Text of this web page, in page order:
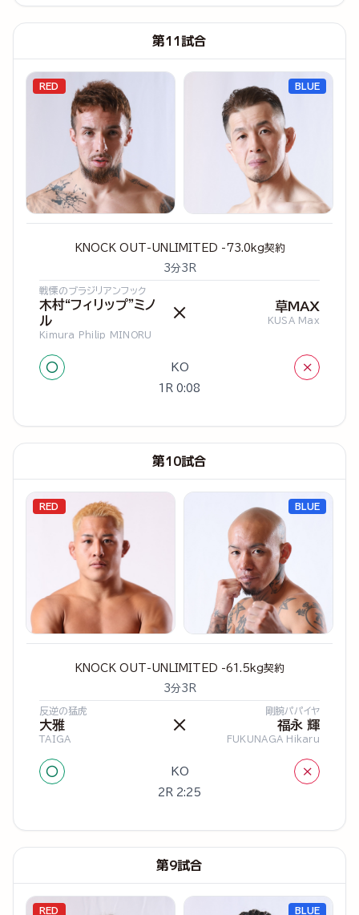
第11試合
RED
KNOCK OUT-UNLIMITED -73.0kg契約
3分3R
戦慄のブラジリアンフック
木村“フィリップ”ミノ
ル
Kimura Philip MINORU
× 草MAX
KUSA Max
○ KO ×
1R 0:08
BLUE
第10試合
RED
KNOCK OUT-UNLIMITED -61.5kg契約
3分3R
反逆の猛虎
大雅
TAIGA
×
剛腕パパイヤ
福永 輝
FUKUNAGA Hikaru
○ KO ×
2R 2:25
BLUE
第9試合
RED BLUE